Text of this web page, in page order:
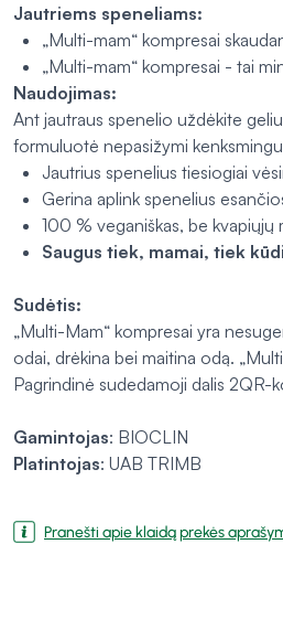
Jautriems speneliams:
„Multi-mam“ kompresai
„Multi-mam“ kompresai - tai
Naudojimas:
Ant jautraus spenelio uždėkite
formuluotė nepasižymi
Jautrius spenelius tiesiogiai
Gerina aplink spenelius
100 % veganiškas, be kvapiųjų
Saugus tiek, mamai, tiek
Sudėtis:
„Multi-Mam“ kompresai yra
odai, drėkina bei maitina odą.
Pagrindinė sudedamoji dalis 2QR-
Gamintojas: BIOCLIN
Platintojas: UAB TRIMB
Pranešti apie klaidą prekės